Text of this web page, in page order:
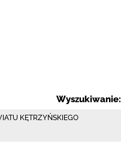
Wyszukiwanie:
KĘTRZYŃSKIEGO